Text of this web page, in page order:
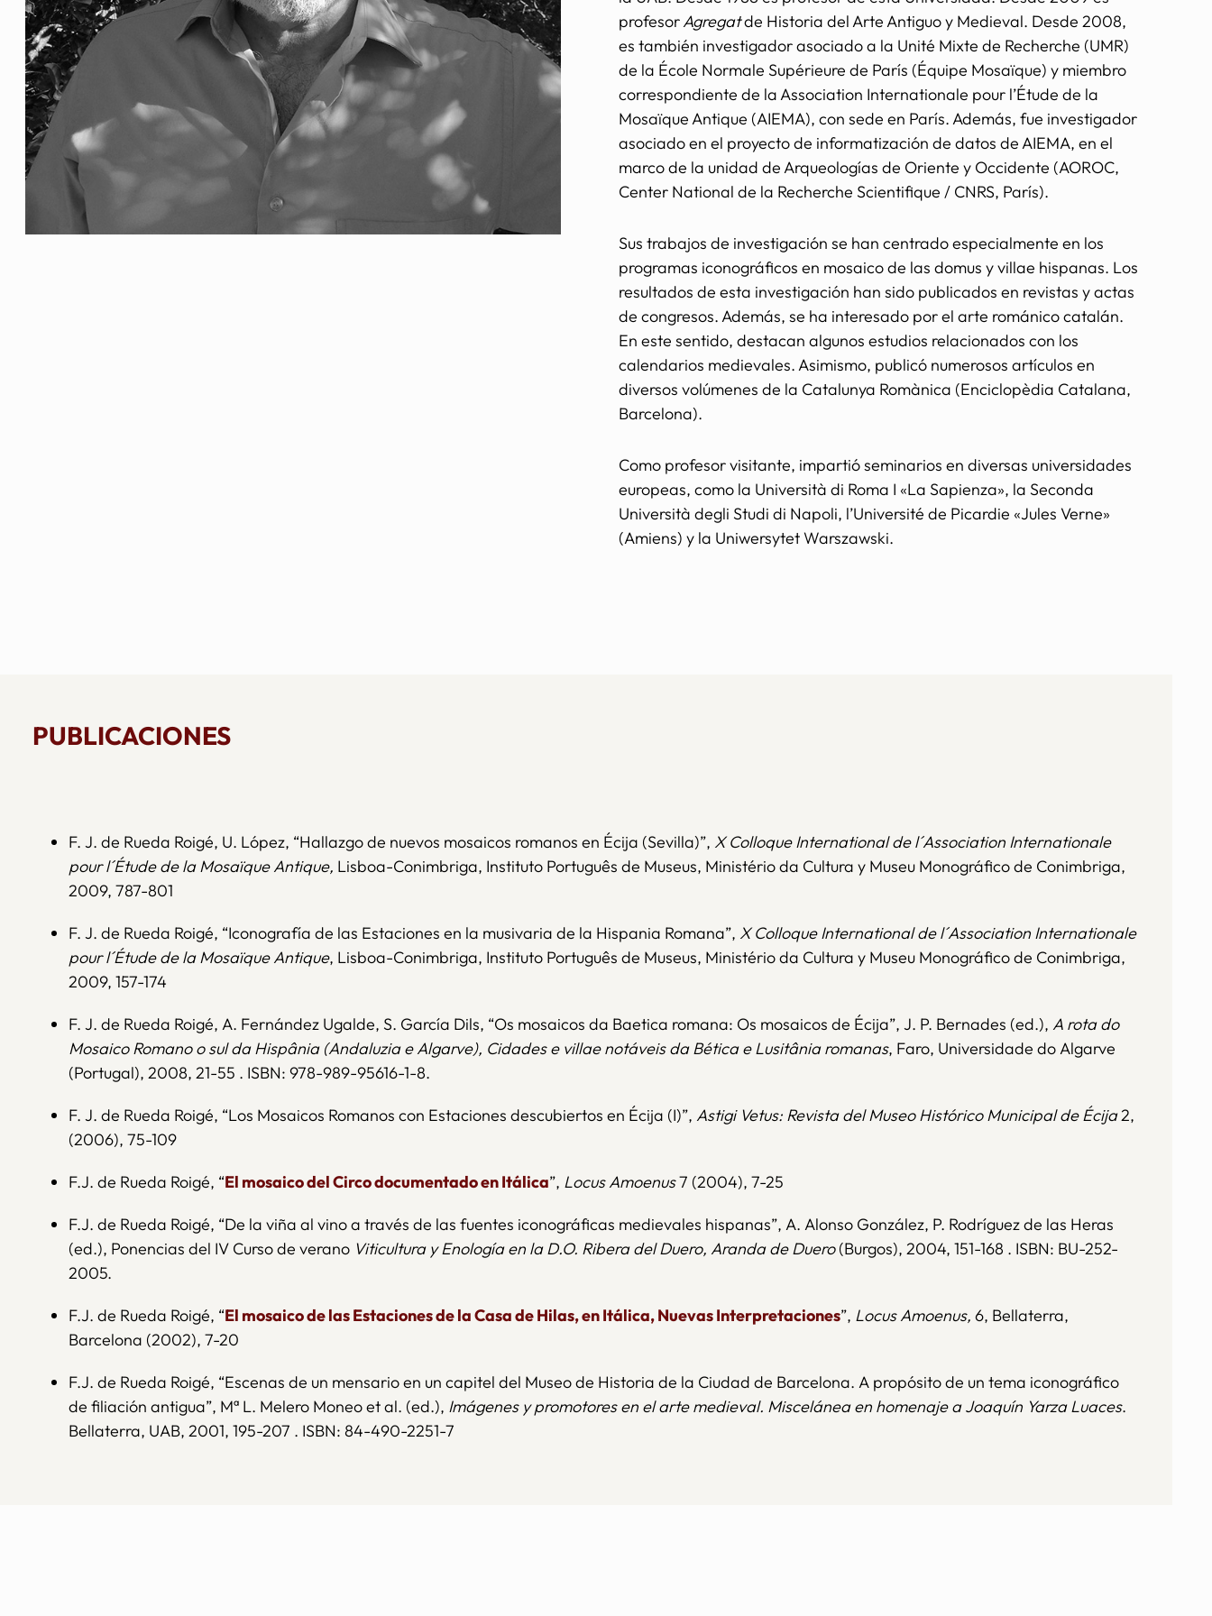
profesorAgregatde Historia del Arte Antiguo y Medieval. Desde 2008,
es también investigador asociado a la Unité Mixte de Recherche (UMR)
de la École Normale Supérieure de París (Équipe Mosaïque) y miembro
correspondiente de la Association Internationale pour l’Étude de la
Mosaïque Antique (AIEMA), con sede en París. Además, fue investigador
asociado en el proyecto de informatización de datos de AIEMA, en el
marco de la unidad de Arqueologías de Oriente y Occidente (AOROC,
Center National de la Recherche Scientifique / CNRS, París).
Sus trabajos de investigación se han centrado especialmente en los
programas iconográficos en mosaico de las domus y villae hispanas. Los
resultados de esta investigación han sido publicados en revistas y actas
de congresos. Además, se ha interesado por el arte románico catalán.
En este sentido, destacan algunos estudios relacionados con los
calendarios medievales. Asimismo, publicó numerosos artículos en
diversos volúmenes de la Catalunya Romànica (Enciclopèdia Catalana,
Barcelona).
Como profesor visitante, impartió seminarios en diversas universidades
europeas, como la Università di Roma I «La Sapienza», la Seconda
Università degli Studi di Napoli, l’Université de Picardie «Jules Verne»
(Amiens) y la Uniwersytet Warszawski.
PUBLICACIONES
F. J. de Rueda Roigé, U. López, “Hallazgo de nuevos mosaicos romanos en Écija (Sevilla)”, X Colloque International de l´Association Internationale
pour l´Étude de la Mosaïque Antique, Lisboa-Conimbriga, Instituto Português de Museus, Ministério da Cultura y Museu Monográfico de Conimbriga,
2009, 787-801
F. J. de Rueda Roigé, “Iconografía de las Estaciones en la musivaria de la Hispania Romana”, X Colloque International de l´Association Internationale
pour l´Étude de la Mosaïque Antique, Lisboa-Conimbriga, Instituto Português de Museus, Ministério da Cultura y Museu Monográfico de Conimbriga,
2009, 157-174
F. J. de Rueda Roigé, A. Fernández Ugalde, S. García Dils, “Os mosaicos da Baetica romana: Os mosaicos de Écija”, J. P. Bernades (ed.), A rota do
Mosaico Romano o sul da Hispânia (Andaluzia e Algarve), Cidades e villae notáveis da Bética e Lusitânia romanas, Faro, Universidade do Algarve
(Portugal), 2008, 21-55 . ISBN: 978-989-95616-1-8.
F. J. de Rueda Roigé, “Los Mosaicos Romanos con Estaciones descubiertos en Écija (I)”, Astigi Vetus: Revista del Museo Histórico Municipal de Écija2,
(2006), 75-109
F.J. de Rueda Roigé, “El mosaico del Circo documentado en Itálica”, Locus Amoenus7 (2004), 7-25
F.J. de Rueda Roigé, “De la viña al vino a través de las fuentes iconográficas medievales hispanas”, A. Alonso González, P. Rodríguez de las Heras
(ed.), Ponencias del IV Curso de verano Viticultura y Enología en la D.O. Ribera del Duero, Aranda de Duero(Burgos), 2004, 151-168 . ISBN: BU-252-
2005.
F.J. de Rueda Roigé, “El mosaico de las Estaciones de la Casa de Hilas, en Itálica, Nuevas Interpretaciones”, Locus Amoenus, 6, Bellaterra,
Barcelona (2002), 7-20
F.J. de Rueda Roigé, “Escenas de un mensario en un capitel del Museo de Historia de la Ciudad de Barcelona. A propósito de un tema iconográfico
de filiación antigua”, Mª L. Melero Moneo et al. (ed.), Imágenes y promotores en el arte medieval. Miscelánea en homenaje a Joaquín Yarza Luaces.
Bellaterra, UAB, 2001, 195-207 . ISBN: 84-490-2251-7